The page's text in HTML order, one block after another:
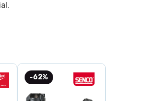
-62%